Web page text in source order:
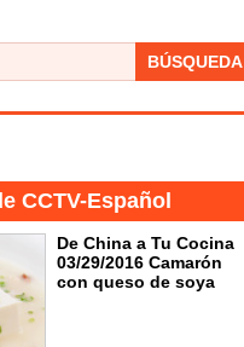
BÚSQUEDA
CCTV-Español
De China a Tu Cocina
03/29/2016 Camarón
con queso de soya